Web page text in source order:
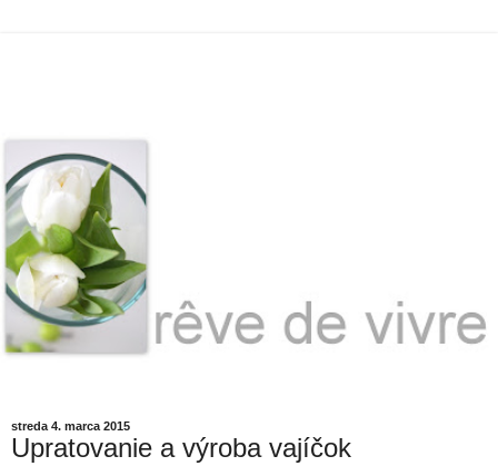
streda 4. marca 2015
Upratovanie a výroba vajíčok